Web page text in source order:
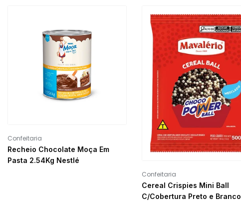
Confeitaria
Recheio Chocolate Moça Em
Pasta 2.54Kg Nestlé
Confeitaria
Cereal Crispies Mini Ball
C/Cobertura Preto e Branco